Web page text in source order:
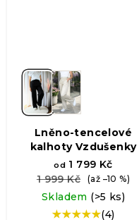
Lněno-tencelové
kalhoty Vzdušenky
od 1 799 Kč
1 999 Kč
(až –10 %)
Skladem (>5 ks)
Průměrné(4)